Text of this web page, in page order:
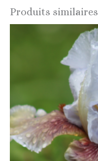
Produits similaires